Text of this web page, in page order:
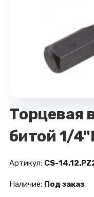
Торцевая
битой 1/
Артикул: CS-
Наличие: Под заказ